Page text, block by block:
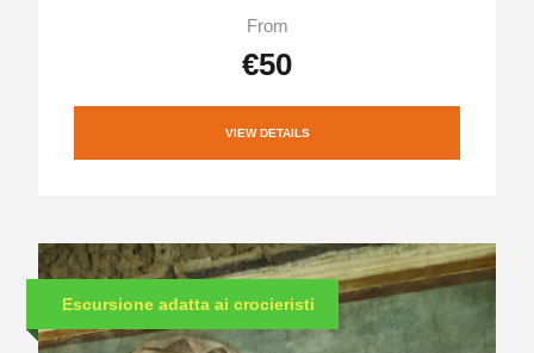
From
€50
VIEW DETAILS
Escursione adatta ai crocieristi